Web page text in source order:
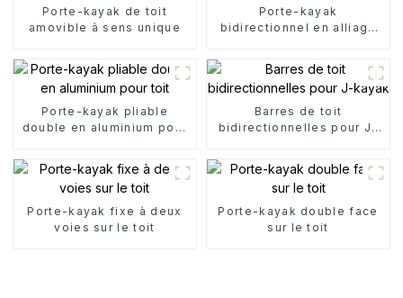
Porte-kayak de toit
amovible à sens unique
Porte-kayak
bidirectionnel en alliage
Porte-kayak pliable
double en aluminium pour
Barres de toit
bidirectionnelles pour J-
Porte-kayak fixe à deux
voies sur le toit
Porte-kayak double face
sur le toit